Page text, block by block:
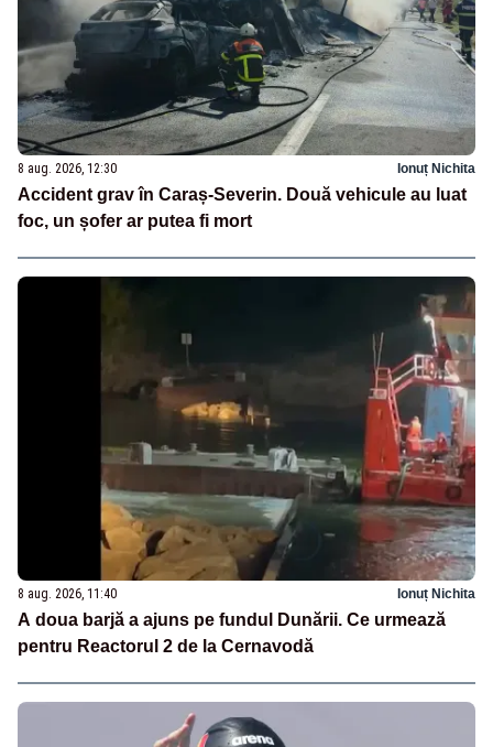
8 aug. 2026, 12:30 Ionuț Nichita
Accident grav în Caraș-Severin. Două vehicule au luat
foc, un șofer ar putea fi mort
8 aug. 2026, 11:40 Ionuț Nichita
A doua barjă a ajuns pe fundul Dunării. Ce urmează
pentru Reactorul 2 de la Cernavodă